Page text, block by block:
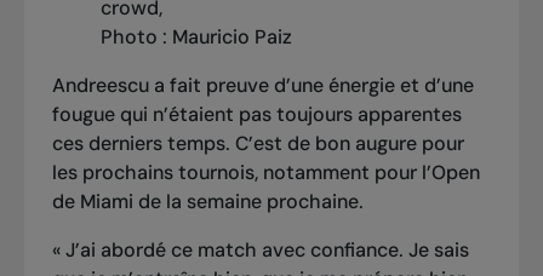
Photo : Mauricio Paiz
Andreescu a fait preuve d’une énergie et d’une
fougue qui n’étaient pas toujours apparentes
ces derniers temps. C’est de bon augure pour
les prochains tournois, notamment pour l’Open
de Miami de la semaine prochaine.
« J’ai abordé ce match avec confiance. Je sais